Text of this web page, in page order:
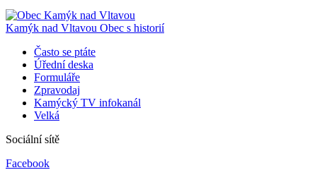
Kamýk nad Vltavou Obec s historií
Často se ptáte
Úřední deska
Formuláře
Zpravodaj
Kamýcký TV infokanál
Velká
Sociální sítě
Facebook